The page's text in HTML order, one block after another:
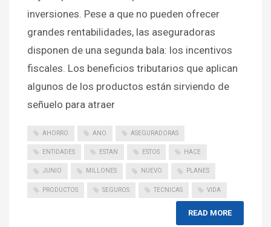
inversiones. Pese a que no pueden ofrecer
grandes rentabilidades, las aseguradoras
disponen de una segunda bala: los incentivos
fiscales. Los beneficios tributarios que aplican
algunos de los productos están sirviendo de
señuelo para atraer
AHORRO ANO ASEGURADORAS
ENTIDADES ESTAN ESTOS HACE
JUNIO MILLONES NUEVO PLANES
PRODUCTOS SEGUROS TECNICAS VIDA
READ MORE